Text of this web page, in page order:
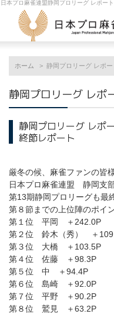
日本プロ麻雀連盟静岡プロリーグ レポー
ホーム 静岡プロリーグ レポー
静岡プロリーグ レポ
静岡プロリーグ レポ
終節レポート
厳冬の候、麻雀ファンの皆
日本プロ麻雀連盟 静岡支
第13期静岡プロリーグも最
第８節までの上位陣のポイ
第１位 平岡 ＋242.0P
第２位 鈴木（秀） ＋
第３位 大橋 ＋103.5P
第４位 佐藤 ＋98.3P
第５位 中 ＋94.4P
第６位 島崎 ＋92.0P
第７位 平野 ＋90.2P
第８位 鷲見 ＋63.2P